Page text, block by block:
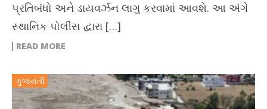
પ્રતિબંધો અને ડાયવર્ઝન લાગુ કરવામાં આવશે. આ અંગે
સ્થાનિક પોલીસ દ્વારા […]
READ MORE
ગુજરાતી